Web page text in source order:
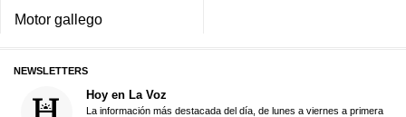
Motor gallego
NEWSLETTERS
Hoy en La Voz
La información más destacada del día, de lunes a viernes a primera